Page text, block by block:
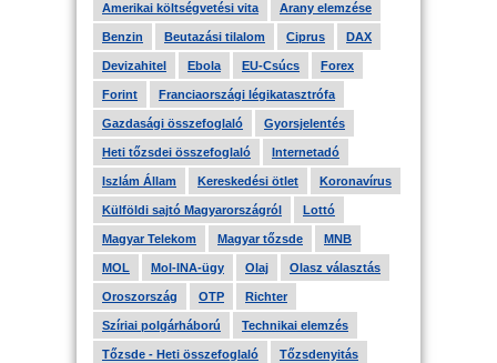
Amerikai költségvetési vita Arany elemzése
Benzin Beutazási tilalom Ciprus DAX
Devizahitel Ebola EU-Csúcs Forex
Forint Franciaországi légikatasztrófa
Gazdasági összefoglaló Gyorsjelentés
Heti tőzsdei összefoglaló Internetadó
Iszlám Állam Kereskedési ötlet Koronavírus
Külföldi sajtó Magyarországról Lottó
Magyar Telekom Magyar tőzsde MNB
MOL Mol-INA-ügy Olaj Olasz választás
Oroszország OTP Richter
Szíriai polgárháború Technikai elemzés
Tőzsde - Heti összefoglaló Tőzsdenyitás